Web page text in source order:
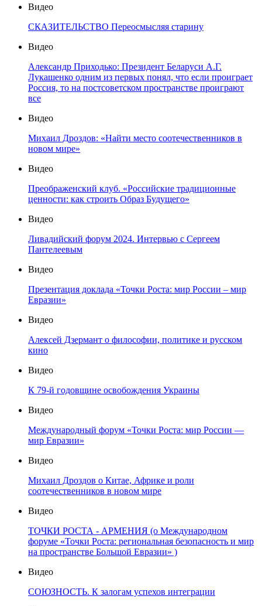
Видео
СКАЗИТЕЛЬСТВО Переосмысляя старину
Видео
Александр Приходько: Президент Беларуси А.Г.
Лукашенко одним из первых понял, что если проиграет
Россия, то на постсоветском пространстве проиграют
все
Видео
Михаил Дроздов: «Найти место соотечественников в
новом мире»
Видео
Преображенский клуб. «Российские традиционные
ценности: как строить Образ Будущего»
Видео
Ливадийский форум 2024. Интервью с Сергеем
Пантелеевым
Видео
Презентация доклада «Точки Роста: мир России – мир
Евразии»
Видео
Алексей Дзермант о философии, политике и русском
кино
Видео
К 79-й годовщине освобождения Украины
Видео
Международный форум «Точки Роста: мир России —
мир Евразии»
Видео
Михаил Дроздов о Китае, Африке и роли
соотечественников в новом мире
Видео
ТОЧКИ РОСТА - АРМЕНИЯ (о Международном
форуме «Точки Роста: региональная безопасность и мир
на пространстве Большой Евразии» )
Видео
СОЮЗНОСТЬ. К залогам успехов интеграции